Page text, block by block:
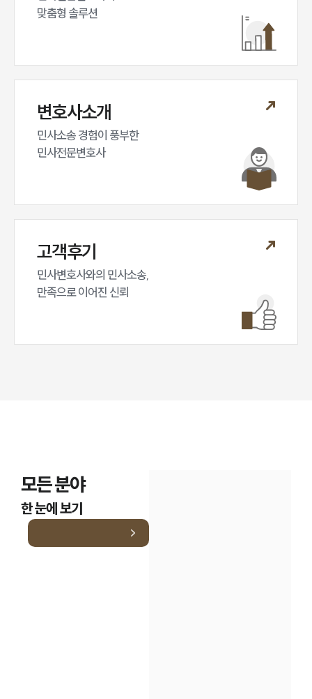
맞춤형 솔루션
변호사소개
민사소송 경험이 풍부한
민사전문변호사
고객후기
민사변호사와의 민사소송,
만족으로 이어진 신뢰
모든 분야
한 눈에 보기